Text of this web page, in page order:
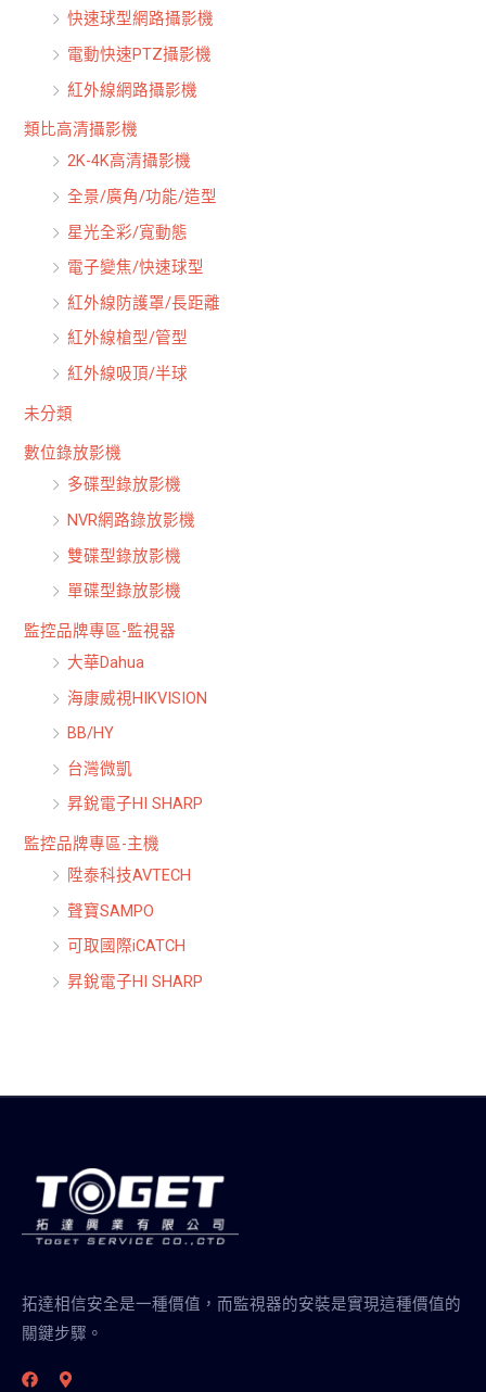
快速球型網路攝影機
電動快速PTZ攝影機
紅外線網路攝影機
類比高清攝影機
2K-4K高清攝影機
全景/廣角/功能/造型
星光全彩/寬動態
電子變焦/快速球型
紅外線防護罩/長距離
紅外線槍型/管型
紅外線吸頂/半球
未分類
數位錄放影機
多碟型錄放影機
NVR網路錄放影機
雙碟型錄放影機
單碟型錄放影機
監控品牌專區-監視器
大華Dahua
海康威視HIKVISION
BB/HY
台灣微凱
昇銳電子HI SHARP
監控品牌專區-主機
陞泰科技AVTECH
聲寶SAMPO
可取國際iCATCH
昇銳電子HI SHARP
拓達相信安全是一種價值，而監視器的安裝是實現這種價值的
關鍵步驟。